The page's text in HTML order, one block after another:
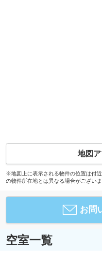
地図ア
※地図上に表示される物件の位置は付
の物件所在地とは異なる場合がございま
お問
空室一覧